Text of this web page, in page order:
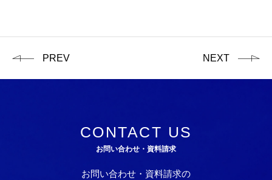
PREV NEXT
CONTACT US
お問い合わせ・資料請求
お問い合わせ・資料請求の